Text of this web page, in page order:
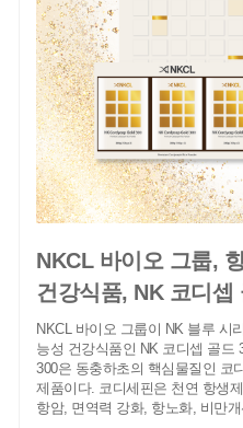
NKCL 바이오 그룹,
건강식품, NK 코디셉
NKCL 바이오 그룹이 NK 블루 시
능성 건강식품인 NK 코디셉 골드
300은 동충하초의 핵심물질인 코
제품이다. 코디세핀은 천연 항생
항암, 면역력 강화, 항노화, 비만개